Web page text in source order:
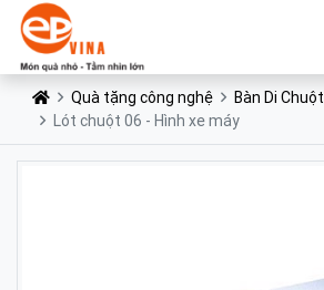
Quà tặng công nghệ
Bàn Di Chuột
Lót chuột 06 - Hình xe máy